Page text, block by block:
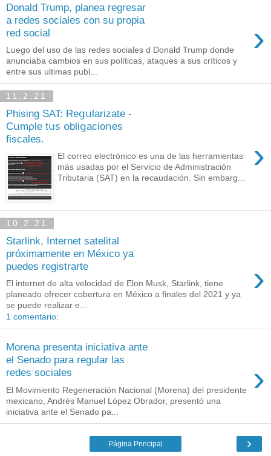
Donald Trump, planea regresar
a redes sociales con su propia
red social
›
Luego del uso de las redes sociales d Donald Trump donde
anunciaba cambios en sus políticas, ataques a sus críticos y
entre sus ultimas publ...
11.2.21
Phising SAT: Rеցսlаrizаte -
Cսmρle tսѕ օblіցaсіοոes
fiѕcаles.
›
El correo electrónico es una de las herramientas
más usadas por el Servicio de Administración
Tributaria (SAT) en la recaudación. Sin embarg...
10.2.21
Starlink, Internet satelital
próximamente en México ya
puedes registrarte
›
El internet de alta velocidad de Elon Musk, Starlink, tiene
planeado ofrecer cobertura en México a finales del 2021 y ya
se puede realizar e...
1 comentario:
Morena presenta iniciativa ante
el Senado para regular las
redes sociales
›
El Movimiento Regeneración Nacional (Morena) del presidente
mexicano, Andrés Manuel López Obrador, presentó una
iniciativa ante el Senado pa...
›
Página Principal